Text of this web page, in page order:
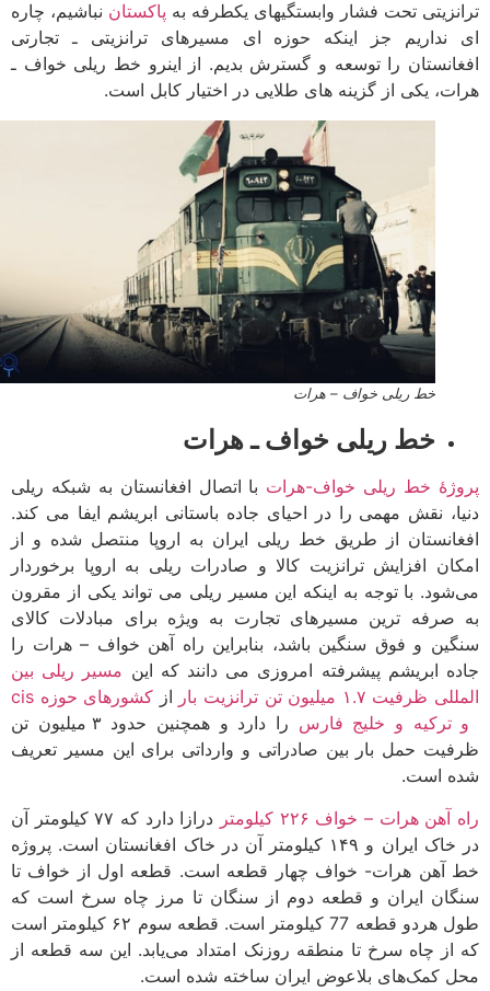
تحت فشار وابستگی­های یک­طرفه بهپاکستاننباشیم، چاره
جز اینکه حوزه­ ای مسیرهای ترانزیتی ـ تجارتی
را توسعه و گسترش بدیم. از این­رو خط ریلی خواف ـ
یکی از گزینه­ های طلایی در اختیار کابل است.
خط ریلی خواف – هرات
خط ریلی خواف ـ هرات
خط ریلی خواف-هراتبا اتصال افغانستان به شبکه ریلی
نقش مهمی را در احیای جاده باستانی ابریشم ایفا می کند.
از طریق خط ریلی ایران به اروپا منتصل شده و از
افزایش ترانزیت کالا و صادرات ریلی به اروپا برخوردار
با توجه به اینکه این مسیر ریلی می تواند یکی از مقرون
ترین مسیرهای تجارت به ویژه برای مبادلات کالای
و فوق سنگین باشد، بنابراین راه آهن خواف – هرات را
ابریشم پیشرفته امروزی می دانند که اینمسیر ریلی بین
۱.۷ میلیون تن ترانزیت بار
از
کشورهای حوزه cis
و خلیج فارس
را دارد و همچنین حدود ۳ میلیون تن
حمل بار بین صادراتی و وارداتی برای این مسیر تعریف
است.
هرات – خواف ۲۲۶ کیلومتر
درازا دارد که ۷۷ کیلومتر آن
در خاک ایران و ۱۴۹ کیلومتر آن در خاک افغانستان است. پروژه
هرات- خواف چهار قطعه است. قطعه اول از خواف تا
ایران و قطعه دوم از سنگان تا مرز چاه سرخ است که
طول هردو قطعه 77 کیلومتر است. قطعه سوم ۶۲ کیلومتر است
چاه سرخ تا منطقه روزنک امتداد می‌یابد. این سه قطعه از
کمک‌های بلاعوض ایران ساخته شده است.